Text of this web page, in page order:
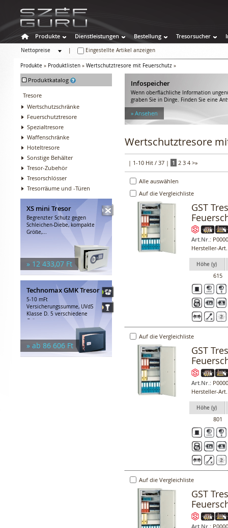
Produkte Dienstleistungen Bestellung Tresorsucher
Nettopreise
Eingestellte Artikel anzeigen
Produkte » Produktlisten » Wertschutztresore mit Feuerschutz »
- Produktkatalog
Tresore
Wertschutzschränke
Feuerschutztresore
Spezialtresore
Waffenschränke
Hoteltresore
Sonstige Behälter
Tresor-Zubehör
Tresorschlösser
Tresorräume und -Türen
XS mini Tresor
Begrenzter Schutz gegen
Schleichen-Diebe, kompakte
Größe,...
» 12 433,07 Ft
Technomax GMK Tresor
5-10 mFt
Versicherungssumme, UVdS
Klasse D. 5 verschiedene
Größen,...
» ab 86 606 Ft
Infospeicher
Wenn oberflächliche Information
graben Sie in Dinge. Finden Sie eine
» Ansehen
Wertschutztresore
| 1-10 Hit / 37 | 1 2 3 4 >»
Alle auswählen
Auf die Vergleichliste
GST
Art.Nr.:
Hersteller-
Höhe (y)
615
Auf die Vergleichliste
GST
Art.Nr.:
Hersteller-
Höhe (y)
801
Auf die Vergleichliste
GST
Art.Nr.: